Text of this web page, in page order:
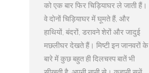
को एक बार फिर चिड़ियाघर ले जाती हैं।
वे दोनों चिड़ियाघर में घूमते हैं, और
हाथियों, बंदरों, डरावने शेरों और जादुई
मछलीघर देखते हैं। मिष्टी इन जानवरों के
बारे में कुछ बहुत ही दिलचस्प बातें भी